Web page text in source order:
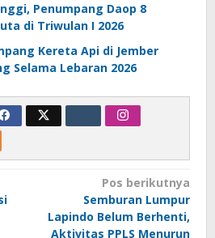
Penumpang Daop 8
di Triwulan I 2026
Kereta Api di Jember
Selama Lebaran 2026
Pos berikutnya
Semburan Lumpur
Lapindo Belum Berhenti,
Aktivitas PPLS Menurun